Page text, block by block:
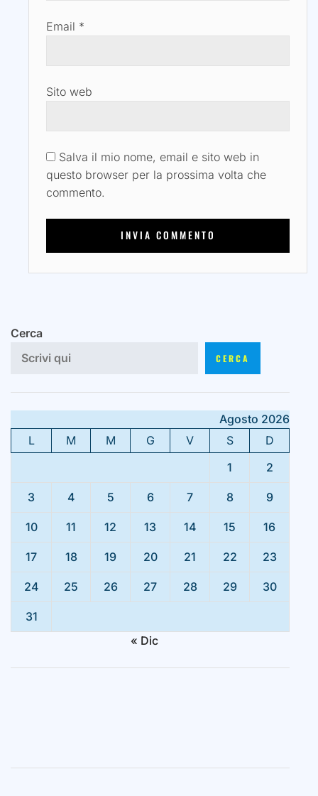
Email *
Sito web
Salva il mio nome, email e sito web in
questo browser per la prossima volta che
commento.
Cerca
CERCA
Agosto 2026
L
M M G V S
D
1
2
3 4 5 6 7 8 9
10 11 12 13 14 15 16
17 18 19 20 21 22 23
24 25 26 27 28 29 30
31
« Dic